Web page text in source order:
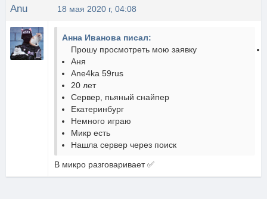
Anu 18 мая 2020 г, 04:08
Анна Иванова писал:
Прошу просмотреть мою заявку
Аня
Ane4ka 59rus
20 лет
Сервер, пьяный снайпер
Екатеринбург
Немного играю
Микр есть
Нашла сервер через поиск
В микро разговаривает ✅